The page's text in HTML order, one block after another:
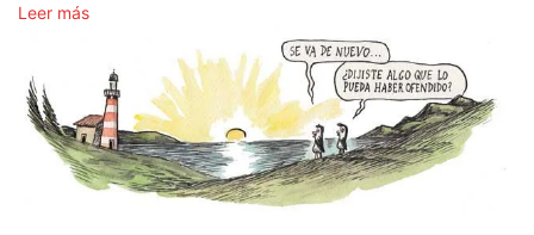
Leer más